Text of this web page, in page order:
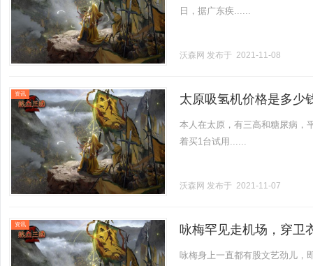
日，据广东疾......
沃森网 发布于 2021-11-08
资讯 太原吸氢机价格是多少
本人在太原，有三高和糖尿病，
着买1台试用......
沃森网 发布于 2021-11-07
资讯 咏梅罕见走机场，穿卫
咏梅身上一直都有股文艺劲儿，